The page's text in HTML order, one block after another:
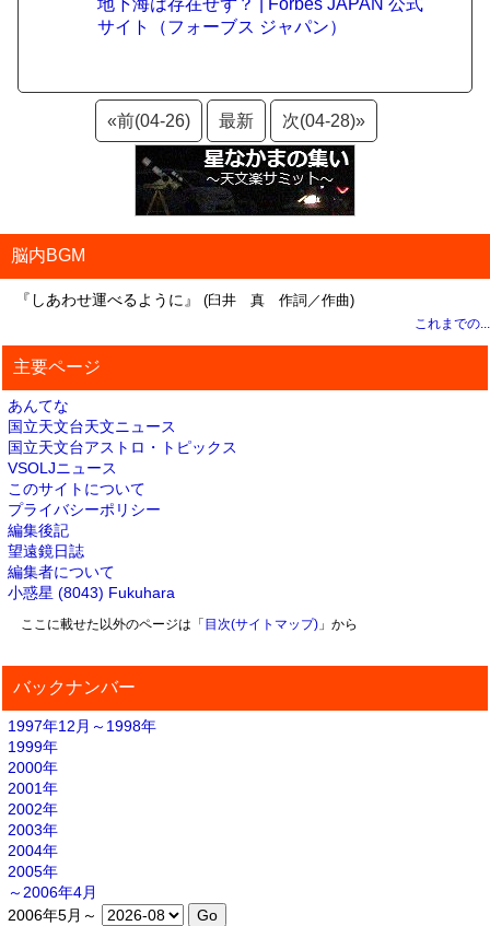
地下海は存在せず？ | Forbes JAPAN 公式
サイト（フォーブス ジャパン）
«前(04-26) 最新 次(04-28)»
脳内BGM
『しあわせ運べるように』 (臼井 真 作詞／作曲)
これまでの...
主要ページ
あんてな
国立天文台天文ニュース
国立天文台アストロ・トピックス
VSOLJニュース
このサイトについて
プライバシーポリシー
編集後記
望遠鏡日誌
編集者について
小惑星 (8043) Fukuhara
ここに載せた以外のページは「 目次(サイトマップ)」から
バックナンバー
1997年12月～1998年
1999年
2000年
2001年
2002年
2003年
2004年
2005年
～2006年4月
2006年5月～